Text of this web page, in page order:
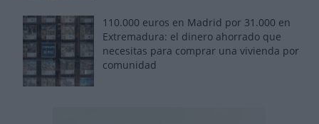
110.000 euros en Madrid por 31.000 en
Extremadura: el dinero ahorrado que
necesitas para comprar una vivienda por
comunidad